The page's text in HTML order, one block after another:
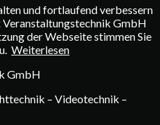
und fortlaufend verbessern
Veranstaltungstechnik GmbH
der Webseite stimmen Sie
Weiterlesen
GmbH
– Videotechnik –